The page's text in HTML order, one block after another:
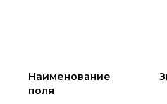
Наименование
поля